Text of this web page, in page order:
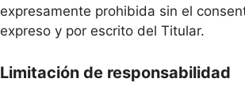
expresamente prohibida sin el
expreso y por escrito del Titular.
Limitación de responsabilidad